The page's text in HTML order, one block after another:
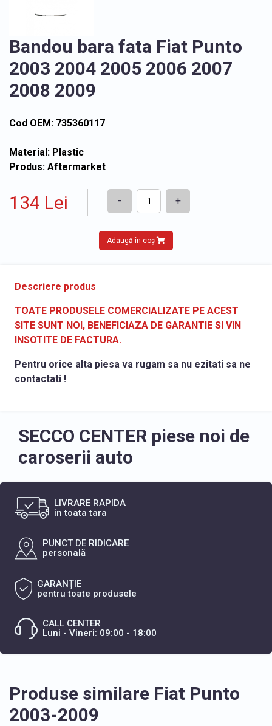
Bandou bara fata Fiat Punto
2003 2004 2005 2006 2007
2008 2009
Cod OEM: 735360117
Material: Plastic
Produs: Aftermarket
134 Lei - +
Adaugă în coș
Descriere produs
TOATE PRODUSELE COMERCIALIZATE PE ACEST
SITE SUNT NOI, BENEFICIAZA DE GARANTIE SI VIN
INSOTITE DE FACTURA.
Pentru orice alta piesa va rugam sa nu ezitati sa ne
contactati !
SECCO CENTER piese noi de
caroserii auto
LIVRARE RAPIDA
in toata tara
PUNCT DE RIDICARE
personală
GARANȚIE
pentru toate produsele
CALL CENTER
Luni - Vineri: 09:00 - 18:00
Produse similare Fiat Punto
2003-2009